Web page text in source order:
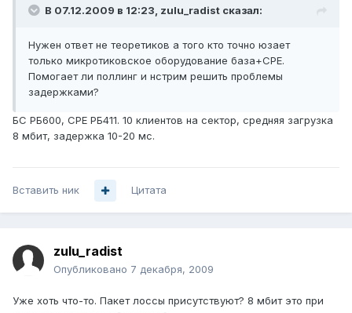
В 07.12.2009 в 12:23, zulu_radist сказал:
Нужен ответ не теоретиков а того кто точно юзает
только микротиковское оборудование база+СРЕ.
Помогает ли поллинг и нстрим решить проблемы
задержками?
БС РБ600, СРЕ РБ411. 10 клиентов на сектор, средняя загрузка
8 мбит, задержка 10-20 мс.
Вставить ник Цитата
zulu_radist
Опубликовано 7 декабря, 2009
Уже хоть что-то. Пакет лоссы присутствуют? 8 мбит это при